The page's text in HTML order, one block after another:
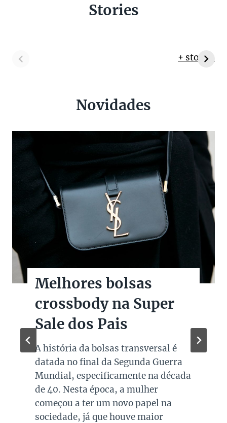
Stories
+ stories
Novidades
Melhores bolsas
crossbody na Super
Sale dos Pais
A história da bolsas transversal é
datada no final da Segunda Guerra
Mundial, especificamente na década
de 40. Nesta época, a mulher
começou a ter um novo papel na
sociedade, já que houve maior